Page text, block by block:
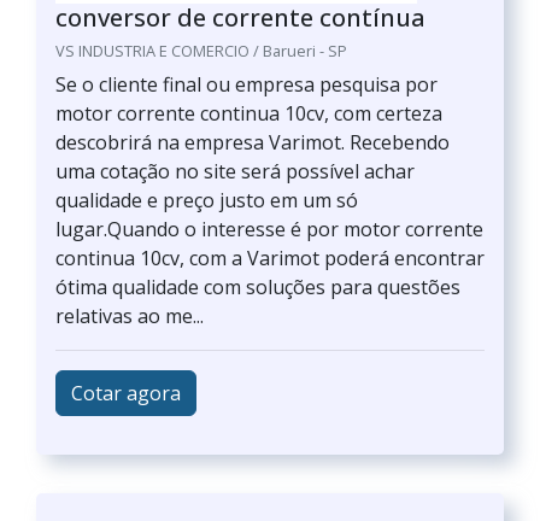
conversor de corrente contínua
VS INDUSTRIA E COMERCIO / Barueri - SP
Se o cliente final ou empresa pesquisa por
motor corrente continua 10cv, com certeza
descobrirá na empresa Varimot. Recebendo
uma cotação no site será possível achar
qualidade e preço justo em um só
lugar.Quando o interesse é por motor corrente
continua 10cv, com a Varimot poderá encontrar
ótima qualidade com soluções para questões
relativas ao me...
Cotar agora